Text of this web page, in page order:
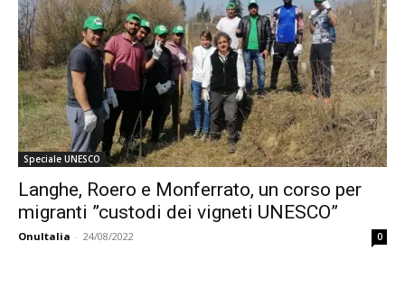
Speciale UNESCO
Langhe, Roero e Monferrato, un corso per
migranti ”custodi dei vigneti UNESCO”
OnuItalia - 24/08/2022 0